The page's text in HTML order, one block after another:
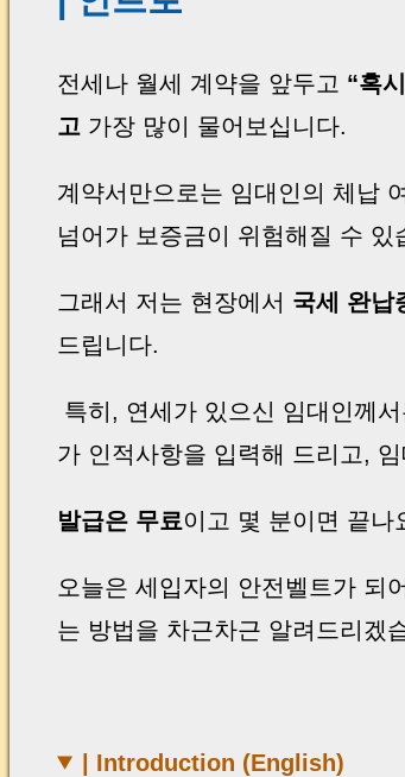
전세나 월세 계약을 앞두고 “혹
고 가장 많이 물어보십니다.
계약서만으로는 임대인의 체납
넘어가 보증금이 위험해질 수 있
그래서 저는 현장에서 국세 완납
드립니다.
특히, 연세가 있으신 임대인께
가 인적사항을 입력해 드리고,
발급은 무료이고 몇 분이면 끝나
오늘은 세입자의 안전벨트가 되
는 방법을 차근차근 알려드리겠
| Introduction (English)